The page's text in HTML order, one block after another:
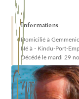
Informations
Domicilié à
Né à - Kindu-Port-
Décédé le mardi 29